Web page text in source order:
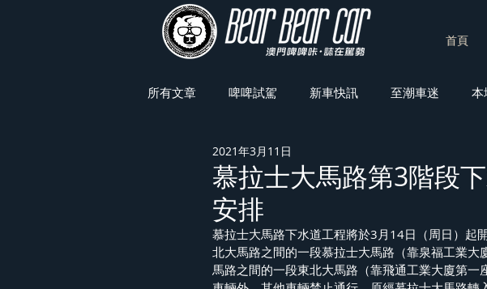
首頁
所有文章 啤啤試駕 新車快訊 至潮車迷 本
車展焦點
慕拉士大馬路第3階段
安排
2021年3月11日
慕拉士大馬路下水道工程將於3月14日（周日）起
北大馬路之間的一段慕拉士大馬路（靠泉福工業
馬路之間的一段東北大馬路（靠飛通工業大廈第一